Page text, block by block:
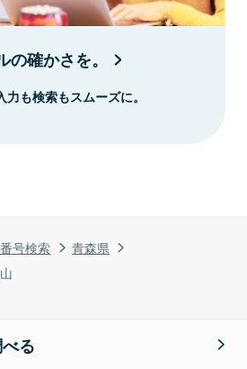
号検索
青森県
確かさを。
も検索もスムーズに。
る